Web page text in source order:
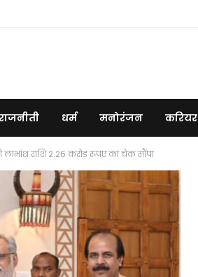
धर्म मनोरंजन करियर
राशि 2.26 करोड़ रूपए का चेक सौंपा